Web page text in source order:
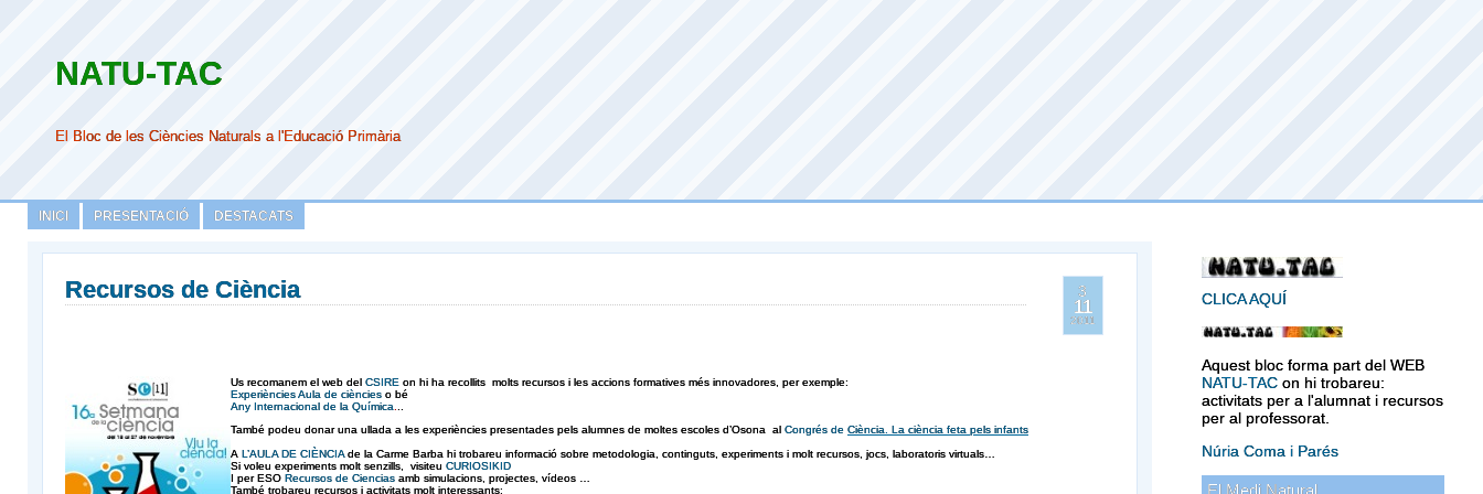
NATU-TAC
El Bloc de les Ciències Naturals a l'Educació Primària
INICI PRESENTACIÓ DESTACATS
CLICA AQUÍ
Aquest bloc forma part del WEB
NATU-TAC on hi trobareu:
activitats per a l'alumnat i recursos
per al professorat.
Núria Coma i Parés
El Medi Natural
3
11
2011
Recursos de Ciència
Us recomanem el web del CSIRE on hi ha recollits molts recursos i les accions formatives més innovadores, per exemple:
Experiències Aula de ciències o bé
Any Internacional de la Química
També podeu donar una ullada a les experiències presentades pels alumnes de moltes escoles d’Osona al Congrés de Ciència. La ciència feta pels infants
A L’AULA DE CIÈNCIAde la Carme Barba hi trobareu informació sobre metodologia, continguts, experiments i molt recursos, jocs, laboratoris virtuals…
Si voleu experiments molt senzills, visiteu CURIOSIKID
I per ESO Recursos de Ciencias amb simulacions, projectes, vídeos …
També trobareu recursos i activitats molt interessants: